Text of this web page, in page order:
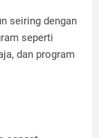
seiring dengan
seperti
dan program